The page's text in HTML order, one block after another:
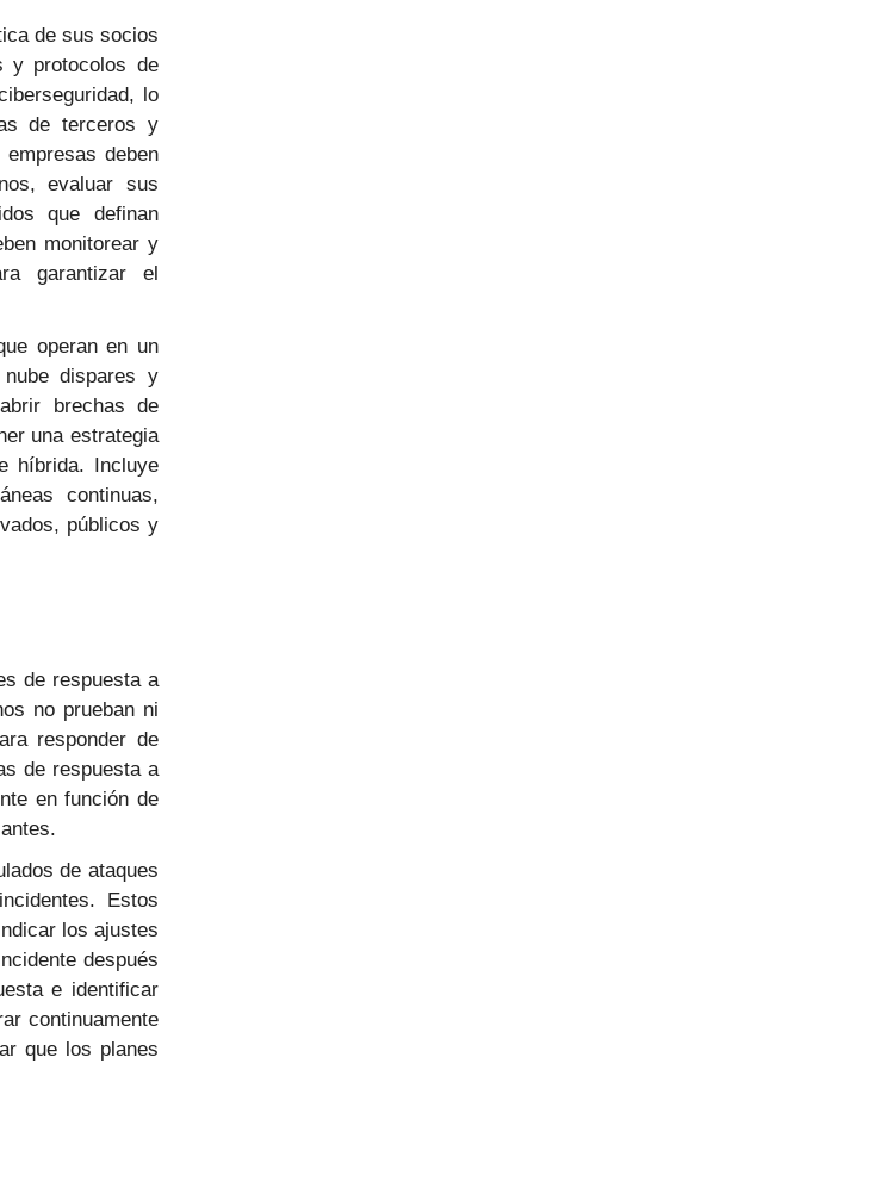
de sus socios
y protocolos de
lo
de terceros y
deben
evaluar sus
que definan
monitorear y
garantizar el
operan en un
dispares y
brechas de
una estrategia
híbrida. Incluye
continuas,
públicos y
de respuesta a
no prueban ni
responder de
de respuesta a
en función de
de ataques
Estos
los ajustes
después
e identificar
continuamente
que los planes